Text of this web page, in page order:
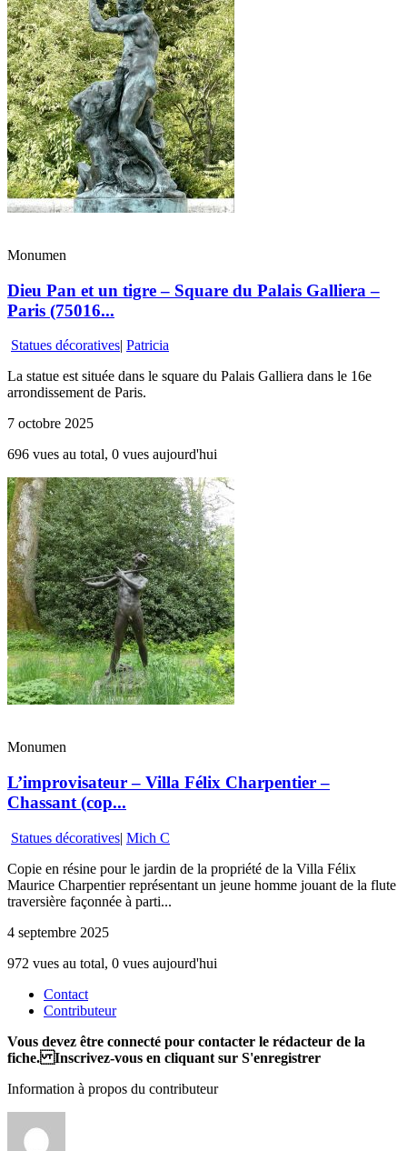
Monumen
Dieu Pan et un tigre – Square du Palais Galliera –
Paris (75016...
Statues décoratives| Patricia
La statue est située dans le square du Palais Galliera dans le 16e
arrondissement de Paris.
7 octobre 2025
696 vues au total, 0 vues aujourd'hui
Monumen
L’improvisateur – Villa Félix Charpentier –
Chassant (cop...
Statues décoratives| Mich C
Copie en résine pour le jardin de la propriété de la Villa Félix
Maurice Charpentier représentant un jeune homme jouant de la flute
traversière façonnée à parti...
4 septembre 2025
972 vues au total, 0 vues aujourd'hui
Contact
Contributeur
Vous devez être connecté pour contacter le rédacteur de la
fiche. Inscrivez-vous en cliquant sur S'enregistrer
Information à propos du contributeur